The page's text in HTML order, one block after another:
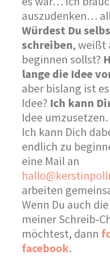
auszudenken…
Würdest Du
schreiben, weißt
beginnen sollst?
lange die Idee
aber bislang ist
Idee? Ich kann
Idee umzusetzen.
Ich kann Dich
endlich zu
eine Mail an
arbeiten
Wenn Du auch
meiner Schreib-
möchtest, dann
facebook.